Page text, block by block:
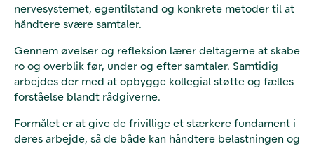
nervesystemet, egentilstand og konkrete metoder til at
håndtere svære samtaler.
Gennem øvelser og refleksion lærer deltagerne at skabe
ro og overblik før, under og efter samtaler. Samtidig
arbejdes der med at opbygge kollegial støtte og fælles
forståelse blandt rådgiverne.
Formålet er at give de frivillige et stærkere fundament i
deres arbejde, så de både kan håndtere belastningen og